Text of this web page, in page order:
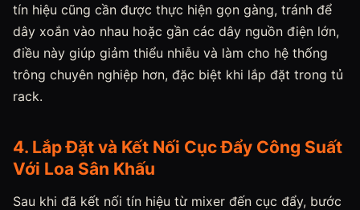
tín hiệu cũng cần được thực hiện gọn gàng, tránh để
dây xoắn vào nhau hoặc gần các dây nguồn điện lớn,
điều này giúp giảm thiểu nhiễu và làm cho hệ thống
trông chuyên nghiệp hơn, đặc biệt khi lắp đặt trong tủ
rack.
4. Lắp Đặt và Kết Nối Cục Đẩy Công Suất
Với Loa Sân Khấu
Sau khi đã kết nối tín hiệu từ mixer đến cục đẩy, bước